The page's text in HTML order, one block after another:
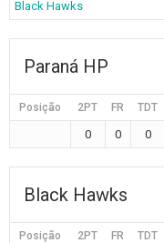
Black Hawks
Paraná HP
Posição 2PT FR TDT
0 0 0
Black Hawks
Posição 2PT FR TDT